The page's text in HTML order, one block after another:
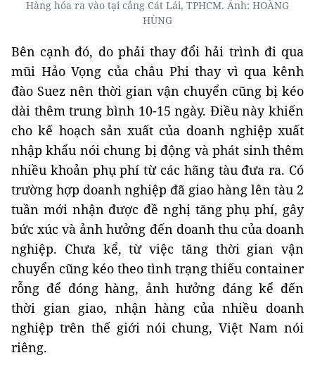
Hàng hóa ra vào tại cảng Cát Lái, TPHCM. Ảnh: HOÀNG
HÙNG
Bên cạnh đó, do phải thay đổi hải trình đi qua
mũi Hảo Vọng của châu Phi thay vì qua kênh
đào Suez nên thời gian vận chuyển cũng bị kéo
dài thêm trung bình 10-15 ngày. Điều này khiến
cho kế hoạch sản xuất của doanh nghiệp xuất
nhập khẩu nói chung bị động và phát sinh thêm
nhiều khoản phụ phí từ các hãng tàu đưa ra. Có
trường hợp doanh nghiệp đã giao hàng lên tàu 2
tuần mới nhận được đề nghị tăng phụ phí, gây
bức xúc và ảnh hưởng đến doanh thu của doanh
nghiệp. Chưa kể, từ việc tăng thời gian vận
chuyển cũng kéo theo tình trạng thiếu container
rỗng để đóng hàng, ảnh hưởng đáng kể đến
thời gian giao, nhận hàng của nhiều doanh
nghiệp trên thế giới nói chung, Việt Nam nói
riêng.